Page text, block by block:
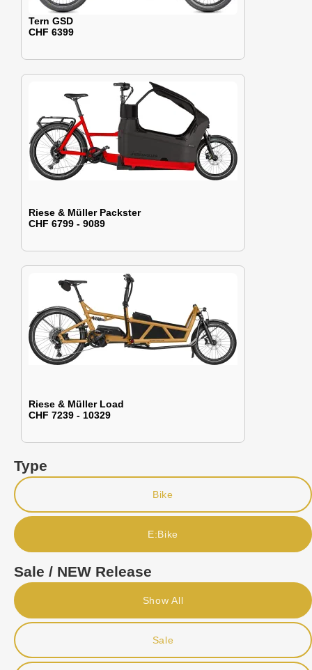
Tern GSD
CHF 6399
Riese & Müller Packster
CHF 6799 - 9089
Riese & Müller Load
CHF 7239 - 10329
Type
Bike
E:Bike
Sale / NEW Release
Show All
Sale